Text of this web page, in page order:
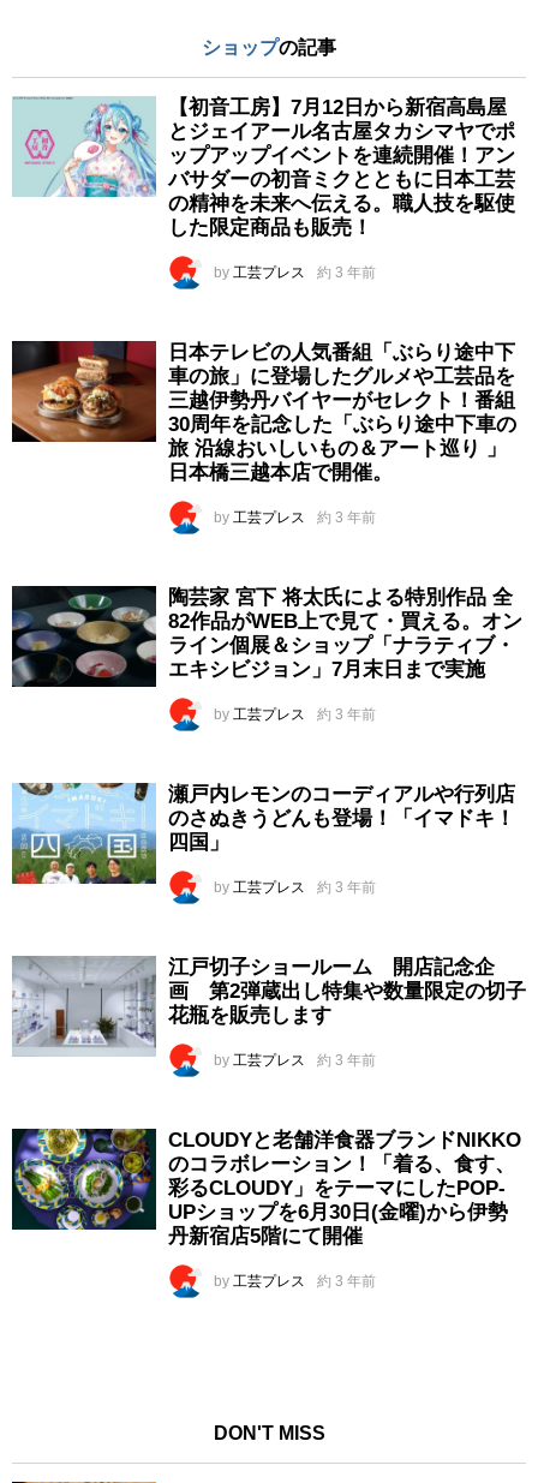
ショップの記事
【初音工房】7月12日から新宿高島屋
とジェイアール名古屋タカシマヤでポ
ップアップイベントを連続開催！アン
バサダーの初音ミクとともに日本工芸
の精神を未来へ伝える。職人技を駆使
した限定商品も販売！
by 工芸プレス 約 3 年前
日本テレビの人気番組「ぶらり途中下
車の旅」に登場したグルメや工芸品を
三越伊勢丹バイヤーがセレクト！番組
30周年を記念した「ぶらり途中下車の
旅 沿線おいしいもの＆アート巡り 」
日本橋三越本店で開催。
by 工芸プレス 約 3 年前
陶芸家 宮下 将太氏による特別作品 全
82作品がWEB上で見て・買える。オン
ライン個展＆ショップ「ナラティブ・
エキシビジョン」7月末日まで実施
by 工芸プレス 約 3 年前
瀬戸内レモンのコーディアルや行列店
のさぬきうどんも登場！「イマドキ！
四国」
by 工芸プレス 約 3 年前
江戸切子ショールーム 開店記念企
画 第2弾蔵出し特集や数量限定の切子
花瓶を販売します
by 工芸プレス 約 3 年前
CLOUDYと老舗洋食器ブランドNIKKO
のコラボレーション！「着る、食す、
彩るCLOUDY」をテーマにしたPOP-
UPショップを6月30日(金曜)から伊勢
丹新宿店5階にて開催
by 工芸プレス 約 3 年前
DON'T MISS